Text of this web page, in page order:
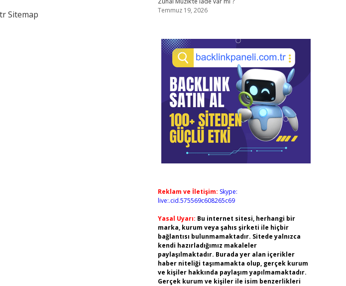
Sitemap
Temmuz 19, 2026
Reklam ve İletişim: Skype:
live:.cid.575569c608265c69
Yasal Uyarı: Bu internet sitesi, herhangi bir
marka, kurum veya şahıs şirketi ile hiçbir
bağlantısı bulunmamaktadır. Sitede yalnızca
kendi hazırladığımız makaleler
paylaşılmaktadır. Burada yer alan içerikler
haber niteliği taşımamakta olup, gerçek kurum
ve kişiler hakkında paylaşım yapılmamaktadır.
Gerçek kurum ve kişiler ile isim benzerlikleri